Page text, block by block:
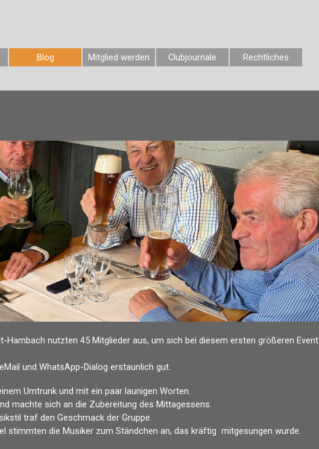
Blog Mitglied werden Clubjournale Rechtliches
nutzten 45 Mitglieder aus, um sich bei diesem ersten größeren Event
und WhatsApp-Dialog erstaunlich gut.
Umtrunk und mit ein paar launigen Worten.
machte sich an die Zubereitung des Mittagessens.
traf den Geschmack der Gruppe.
stimmten die Musiker zum Ständchen an, das kräftig mitgesungen wurde.